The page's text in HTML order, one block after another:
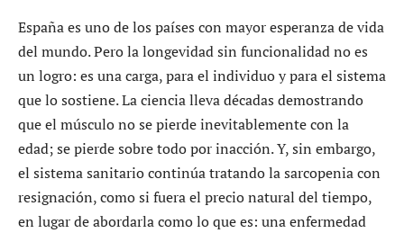
España es uno de los países con mayor esperanza de vida
del mundo. Pero la longevidad sin funcionalidad no es
un logro: es una carga, para el individuo y para el sistema
que lo sostiene. La ciencia lleva décadas demostrando
que el músculo no se pierde inevitablemente con la
edad; se pierde sobre todo por inacción. Y, sin embargo,
el sistema sanitario continúa tratando la sarcopenia con
resignación, como si fuera el precio natural del tiempo,
en lugar de abordarla como lo que es: una enfermedad